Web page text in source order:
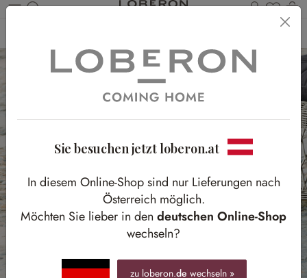
Du
Sie besuchen jetzt loberon.at
In diesem Online-Shop sind nur Lieferungen nach
Österreich möglich.
Möchten Sie lieber in den deutschen Online-Shop
wechseln?
zu loberon.de wechseln »